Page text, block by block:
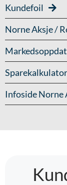
Kundefoil
Norne Aksje /
Sparekalkulator
Infoside Norne